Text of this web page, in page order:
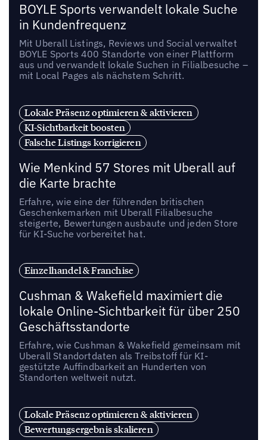
BOYLE Sports verwandelt lokale Suche
in Kundenfrequenz
Mit Uberall Listings, Reviews und Social verwaltet
BOYLE Sports 400 Standorte von einer Plattform
aus und verwandelt lokale Suchen in Filialbesuche –
mit Local Pages als nächstem Schritt.
Lokale Präsenz optimieren & aktivieren
KI-Sichtbarkeit boosten
Falsche Listings korrigieren
Wie Menkind 57 Stores mit Uberall auf
die Karte brachte
Erfahre, wie eine der führenden britischen
Geschenkemarken mit Uberall Filialbesuche
steigerte, Bewertungen ausbaute und jeden Store
für KI-Suche vorbereitet hat.
Einzelhandel & Franchise
Cushman & Wakefield maximiert die
lokale Online-Sichtbarkeit für über 250
Geschäftsstandorte
Erfahre, wie Cushman & Wakefield gemeinsam mit
Uberall Standortdaten als Treibstoff für KI-
gestützte Auffindbarkeit an Hunderten von
Standorten weltweit nutzt.
Lokale Präsenz optimieren & aktivieren
Bewertungsergebnis skalieren